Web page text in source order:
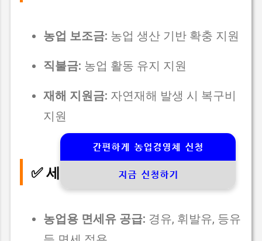
농업 보조금: 농업 생산 기반 확충 지원
직불금: 농업 활동 유지 지원
재해 지원금: 자연재해 발생 시 복구비
지원
✅ 세제 혜택
농업용 면세유 공급: 경유, 휘발유, 등유
간편하게 농업경영체 신청
지금 신청하기